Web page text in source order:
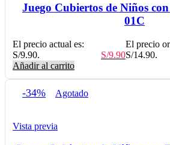
Juego Cubiertos de Niños
01C
El precio
S/14.90.
S/9.90
El precio actual es:
S/9.90.
Añadir al carrito
-34% Agotado
Vista previa